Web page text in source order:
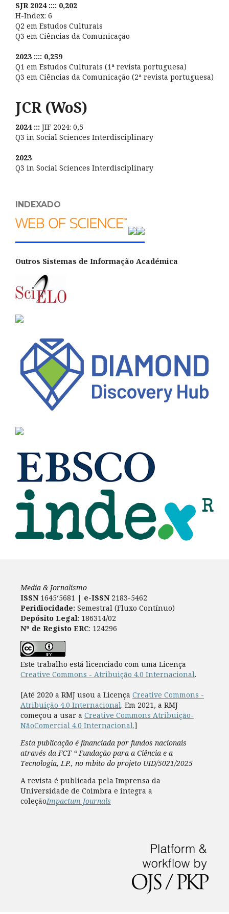
SJR 2024 :::: 0,202
H-Index: 6
Q2 em Estudos Culturais
Q3 em Ciências da Comunicação
2023 :::: 0,259
Q1 em Estudos Culturais (1ª revista portuguesa)
Q3 em Ciências da Comunicação (2ª revista portuguesa)
JCR (WoS)
2024 ::: JIF 2024: 0,5
Q3 in Social Sciences Interdisciplinary
2023
Q3 in Social Sciences Interdisciplinary
INDEXADO
Outros Sistemas de Informação Académica
Media & Jornalismo
ISSN 1645‘5681 | e-ISSN2183-5462
Peridiocidade: Semestral (Fluxo Contínuo)
Depósito Legal: 186314/02
Nº de Registo ERC: 124296
Este trabalho está licenciado com uma Licença
Creative Commons - Atribuição 4.0 Internacional.
[Até 2020 a RMJ usou a Licença Creative Commons -
Atribuição 4.0 Internacional. Em 2021, a RMJ
começou a usar a Creative Commons Atribuição-
NãoComercial 4.0 Internacional.]
Esta publicação é financiada por fundos nacionais
através da FCT “ Fundação para a Ciência e a
Tecnologia, I.P., no mbito do projeto UID/5021/2025
A revista é publicada pela Imprensa da
Universidade de Coimbra e integra a
coleçãoImpactum Journals